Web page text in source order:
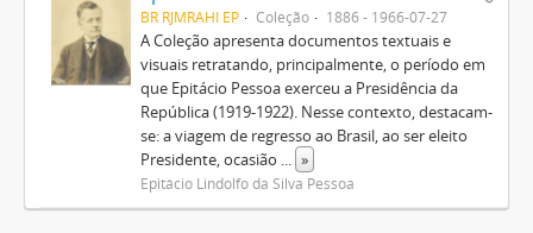
BR RJMRAHI EP Coleção 1886 - 1966-07-27
A Coleção apresenta documentos textuais e
visuais retratando, principalmente, o período em
que Epitácio Pessoa exerceu a Presidência da
República (1919-1922). Nesse contexto, destacam-
se: a viagem de regresso ao Brasil, ao ser eleito
Presidente, ocasião ... »
Epitácio Lindolfo da Silva Pessoa